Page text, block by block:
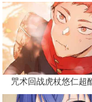
咒术回战虎杖悠仁超